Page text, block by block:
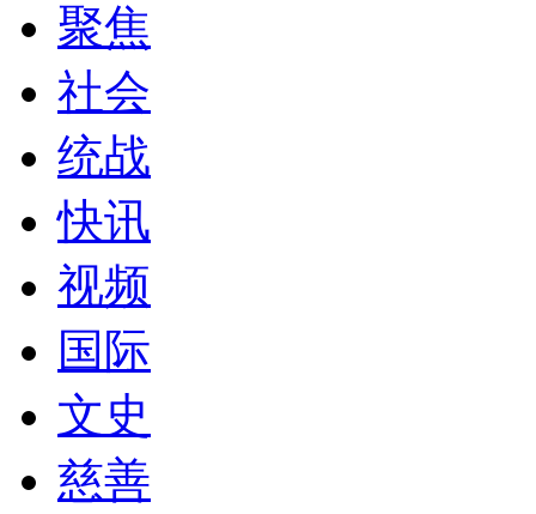
聚焦
社会
统战
快讯
视频
国际
文史
慈善